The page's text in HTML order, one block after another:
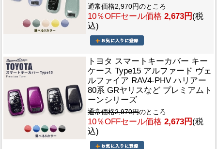
通常価格2,970円のところ
10％OFFセール価格 2,673円 (税
込)
トヨタ スマートキーカバー キー
ケース Type15 アルファード ヴェ
ルファイア RAV4-PHV ハリアー
80系 GRヤリスなど プレミアムト
ーンシリーズ
通常価格2,970円のところ
10％OFFセール価格 2,673円 (税
込)